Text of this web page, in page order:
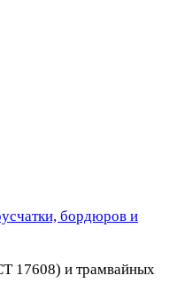
бордюров и
17608) и трамвайных